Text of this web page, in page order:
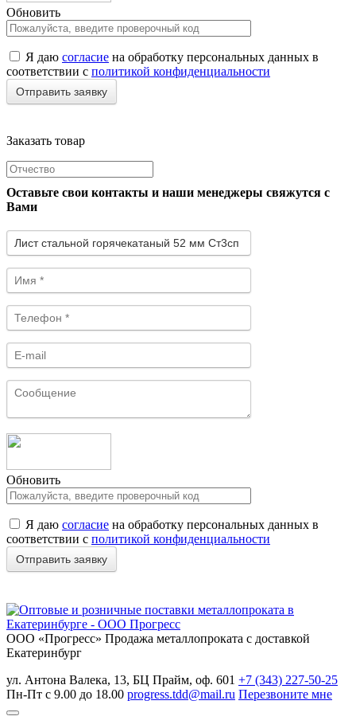
Обновить
Я даю согласие на обработку персональных данных в
соответствии с политикой конфиденциальности
Заказать товар
Оставьте свои контакты и наши менеджеры свяжутся с
Вами
Обновить
Я даю согласие на обработку персональных данных в
соответствии с политикой конфиденциальности
ООО «Прогресс» Продажа металлопроката с доставкой
Екатеринбург
ул. Антона Валека, 13, БЦ Прайм, оф. 601 +7 (343) 227-50-25
Пн-Пт с 9.00 до 18.00 progress.tdd@mail.ru Перезвоните мне